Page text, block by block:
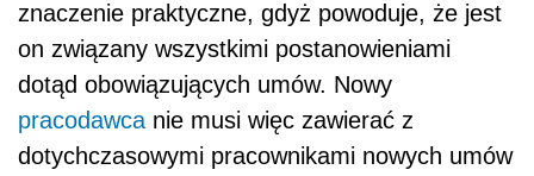
znaczenie praktyczne, gdyż powoduje, że jest
on związany wszystkimi postanowieniami
dotąd obowiązujących umów. Nowy
pracodawca nie musi więc zawierać z
dotychczasowymi pracownikami nowych umów